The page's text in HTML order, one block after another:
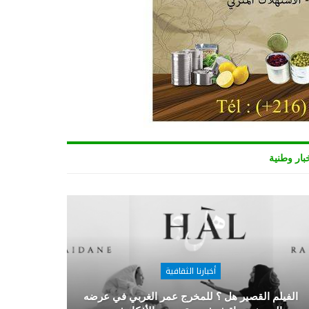
وطنية
أخبارنا الثقافية
الفيلم القصير هل ؟ للمخرج عمر الغربي في عرضه